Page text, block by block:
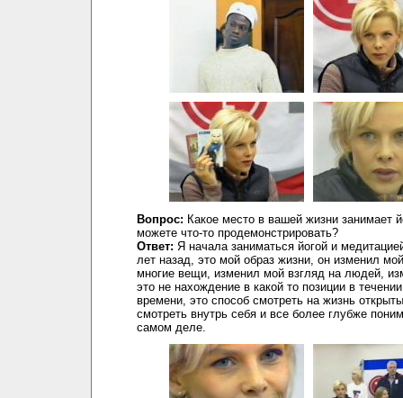
Вопрос: Какое место в вашей жизни занимает
можете что-то продемонстрировать?
Ответ: Я начала заниматься йогой и
лет назад, это мой образ жизни, он изменил
многие вещи, изменил мой взгляд на людей,
это не нахождение в какой то позиции в
времени, это способ смотреть на жизнь
смотреть внутрь себя и все более глубже
самом деле.